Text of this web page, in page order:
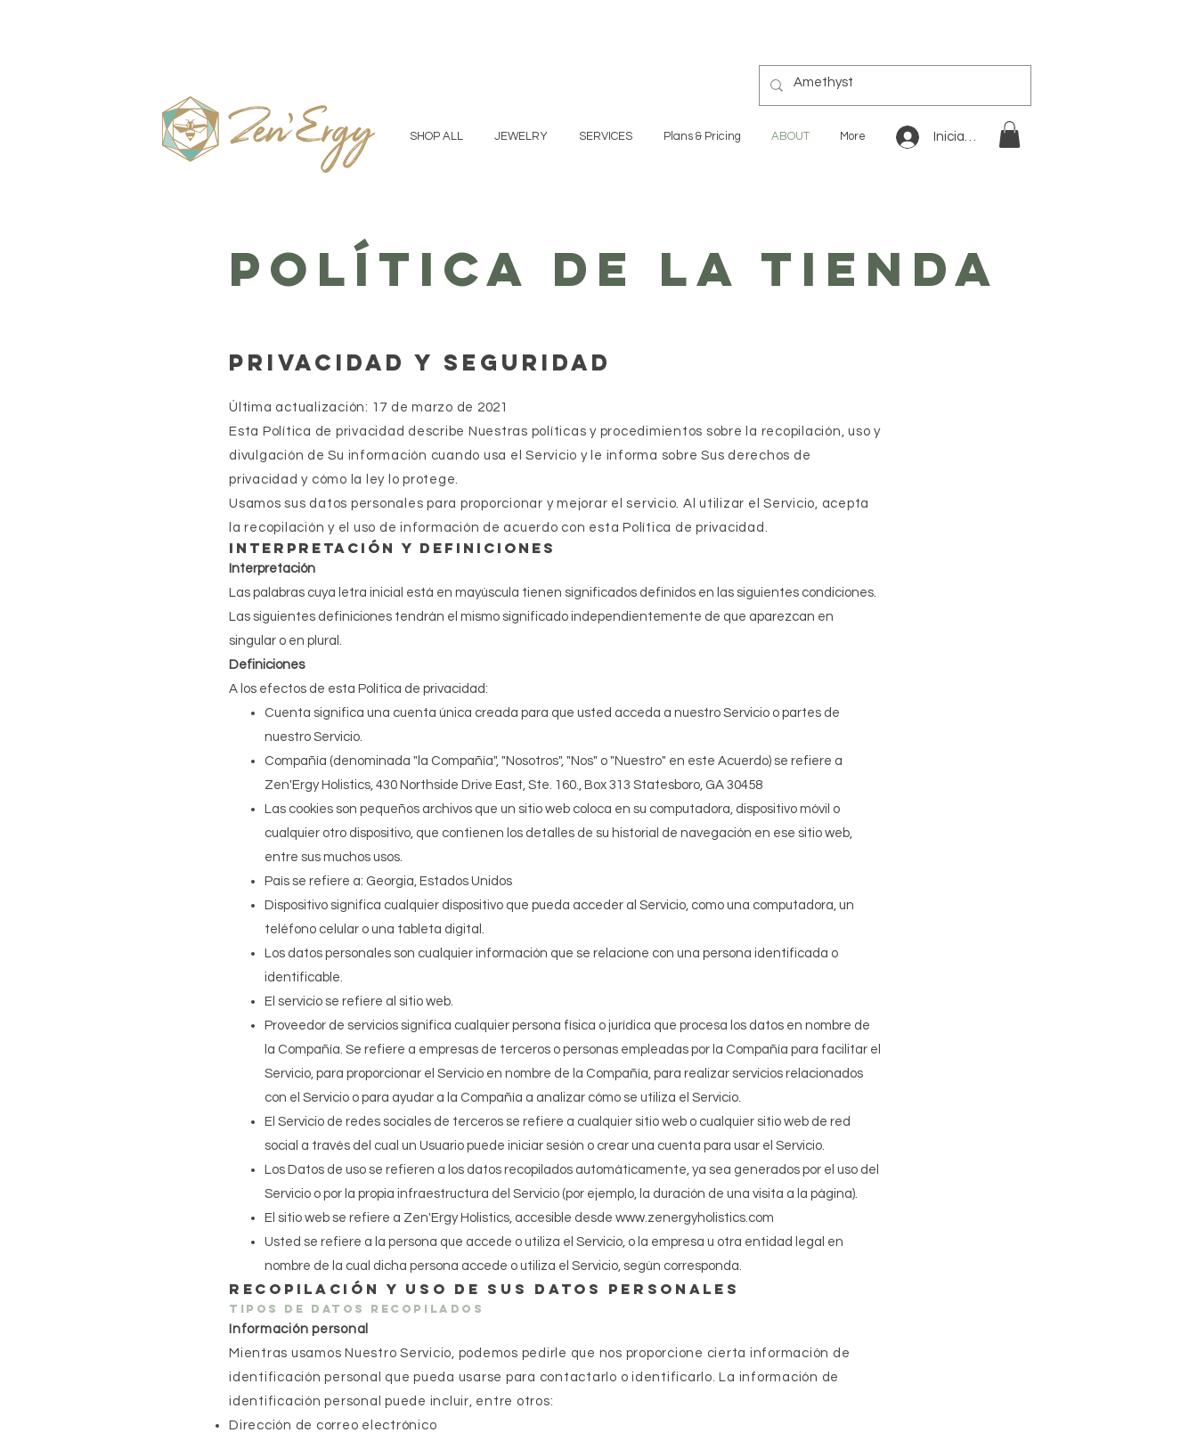
SHOP ALL JEWELRY SERVICES Plans & Pricing ABOUT More Iniciar sesión
Política de la tienda
Privacidad y seguridad
Última actualización: 17 de marzo de 2021
Esta Política de privacidad describe Nuestras políticas y procedimientos sobre la recopilación, uso y
divulgación de Su información cuando usa el Servicio y le informa sobre Sus derechos de
privacidad y cómo la ley lo protege.
Usamos sus datos personales para proporcionar y mejorar el servicio. Al utilizar el Servicio, acepta
la recopilación y el uso de información de acuerdo con esta Política de privacidad.
Interpretación y definiciones
Interpretación
Las palabras cuya letra inicial está en mayúscula tienen significados definidos en las siguientes condiciones.
Las siguientes definiciones tendrán el mismo significado independientemente de que aparezcan en
singular o en plural.
Definiciones
A los efectos de esta Política de privacidad:
Cuenta significa una cuenta única creada para que usted acceda a nuestro Servicio o partes de
nuestro Servicio.
Compañía (denominada "la Compañía", "Nosotros", "Nos" o "Nuestro" en este Acuerdo) se refiere a
Zen'Ergy Holistics, 430 Northside Drive East, Ste. 160., Box 313 Statesboro, GA 30458
Las cookies son pequeños archivos que un sitio web coloca en su computadora, dispositivo móvil o
cualquier otro dispositivo, que contienen los detalles de su historial de navegación en ese sitio web,
entre sus muchos usos.
País se refiere a: Georgia, Estados Unidos
Dispositivo significa cualquier dispositivo que pueda acceder al Servicio, como una computadora, un
teléfono celular o una tableta digital.
Los datos personales son cualquier información que se relacione con una persona identificada o
identificable.
El servicio se refiere al sitio web.
Proveedor de servicios significa cualquier persona física o jurídica que procesa los datos en nombre de
la Compañía. Se refiere a empresas de terceros o personas empleadas por la Compañía para facilitar el
Servicio, para proporcionar el Servicio en nombre de la Compañía, para realizar servicios relacionados
con el Servicio o para ayudar a la Compañía a analizar cómo se utiliza el Servicio.
El Servicio de redes sociales de terceros se refiere a cualquier sitio web o cualquier sitio web de red
social a través del cual un Usuario puede iniciar sesión o crear una cuenta para usar el Servicio.
Los Datos de uso se refieren a los datos recopilados automáticamente, ya sea generados por el uso del
Servicio o por la propia infraestructura del Servicio (por ejemplo, la duración de una visita a la página).
El sitio web se refiere a Zen'Ergy Holistics, accesible desde www.zenergyholistics.com
Usted se refiere a la persona que accede o utiliza el Servicio, o la empresa u otra entidad legal en
nombre de la cual dicha persona accede o utiliza el Servicio, según corresponda.
Recopilación y uso de sus datos personales
Tipos de datos recopilados
Información personal
Mientras usamos Nuestro Servicio, podemos pedirle que nos proporcione cierta información de
identificación personal que pueda usarse para contactarlo o identificarlo. La información de
identificación personal puede incluir, entre otros:
Dirección de correo electrónico